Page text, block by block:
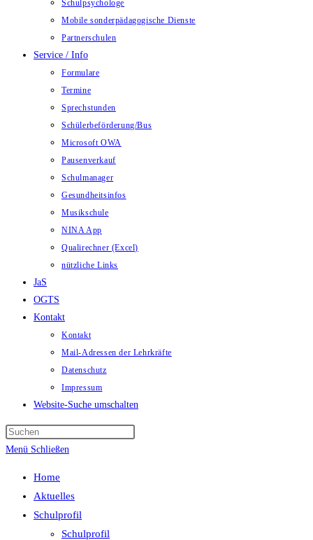
Schulpsychologe
Mobile sonderpädagogische Dienste
Partnerschulen
Service / Info
Formulare
Termine
Sprechstunden
Schülerbeförderung/Bus
Microsoft OWA
Pausenverkauf
Schulmanager
Gesundheitsinfos
Musikschule
NINA App
Qualirechner (Excel)
nützliche Links
JaS
OGTS
Kontakt
Kontakt
Mail-Adressen der Lehrkräfte
Datenschutz
Impressum
Website-Suche umschalten
Menü Schließen
Home
Aktuelles
Schulprofil
Schulprofil